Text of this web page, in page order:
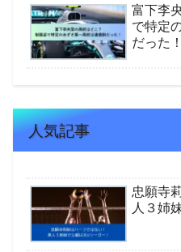
富下李
で特定
だった！
人気記事
忠願寺
人３姉